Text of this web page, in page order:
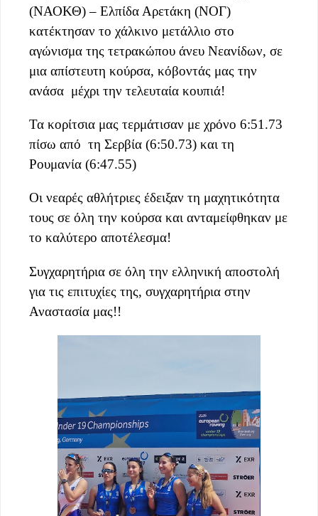
(ΝΑΟΚΘ) – Ελπίδα Αρετάκη (ΝΟΓ)
κατέκτησαν το χάλκινο μετάλλιο στο
αγώνισμα της τετρακώπου άνευ Νεανίδων, σε
μια απίστευτη κούρσα, κόβοντάς μας την
ανάσα μέχρι την τελευταία κουπιά!
Τα κορίτσια μας τερμάτισαν με χρόνο 6:51.73
πίσω από τη Σερβία (6:50.73) και τη
Ρουμανία (6:47.55)
Οι νεαρές αθλήτριες έδειξαν τη μαχητικότητα
τους σε όλη την κούρσα και ανταμείφθηκαν με
το καλύτερο αποτέλεσμα!
Συγχαρητήρια σε όλη την ελληνική αποστολή
για τις επιτυχίες της, συγχαρητήρια στην
Αναστασία μας!!